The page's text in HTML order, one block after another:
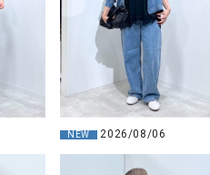
NEW 2026/08/06